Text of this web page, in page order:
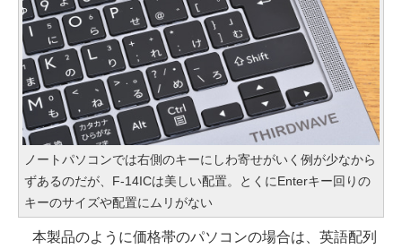
ノートパソコンでは右側のキーにしわ寄せがいく例が少なから
ずあるのだが、F-14ICは美しい配置。とくにEnterキー回りの
キーのサイズや配置にムリがない
本製品のように価格帯のパソコンの場合は、英語配列